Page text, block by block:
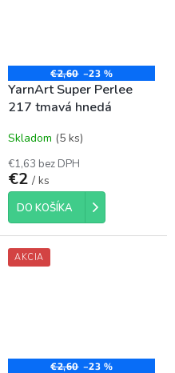
€2,60 –23 %
YarnArt Super Perlee
217 tmavá hnedá
Skladom (5 ks)
€1,63 bez DPH
€2 / ks
DO KOŠÍKA
AKCIA
€2,60 –23 %